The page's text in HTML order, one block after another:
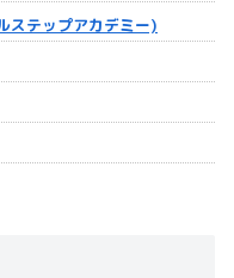
ステップアカデミー)